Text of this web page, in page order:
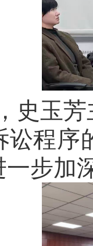
史玉
讼程序
步加